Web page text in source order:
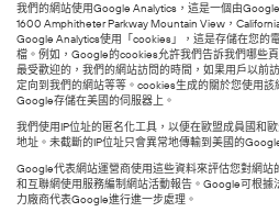
我們的網站使用Google Analytics，這是一個由
1600 Amphitheter Parkway Mountain View，
Google Analytics使用「cookies」，這是存儲在您的
檔。例如，Google的cookies允許我們告訴我們哪些
最受歡迎的，我們的網站訪問的時間，如果用戶以前
定向到我們的網站等等。cookies生成的關於您使用
Google存儲在美國的伺服器上。
我們使用IP位址的匿名化工具，以便在歐盟成員國和
地址。未截斷的IP位址只會異常地傳輸到美國的
Google代表網站運營商使用這些資料來評估您對網
和互聯網使用服務編制網站活動報告。Google可根
力廠商代表Google進行進一步處理。